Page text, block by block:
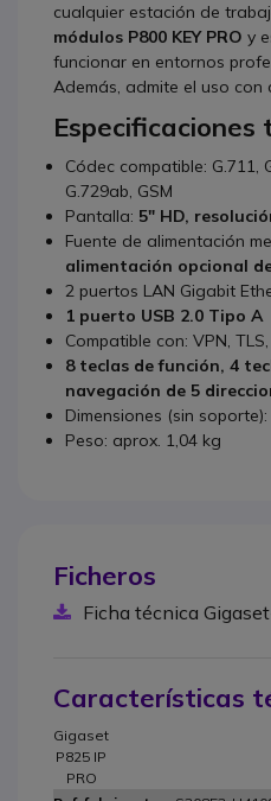
cualquier estación de
módulos P800 KEY PRO y
funcionar en entornos
Además, admite el uso con
Especificaciones
Códec compatible: G.711,
G.729ab, GSM
Pantalla: 5" HD,
Fuente de alimentación
alimentación opcional
2 puertos LAN Gigabit
1 puerto USB 2.0 Tipo A
Compatible con: VPN, TLS,
8 teclas de función, 4
navegación de 5
Dimensiones (sin
Peso: aprox. 1,04 kg
Ficheros
Ficha técnica
Características
Gigaset
P825 IP
PRO